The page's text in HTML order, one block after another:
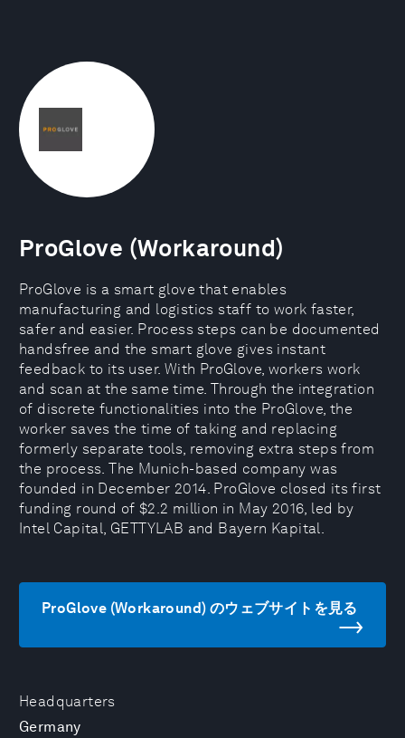
Headquarters
Germany
ProGlove (Workaround)
ProGlove is a smart glove that enables
manufacturing and logistics staff to work faster,
safer and easier. Process steps can be documented
handsfree and the smart glove gives instant
feedback to its user. With ProGlove, workers work
and scan at the same time. Through the integration
of discrete functionalities into the ProGlove, the
worker saves the time of taking and replacing
formerly separate tools, removing extra steps from
the process. The Munich-based company was
founded in December 2014. ProGlove closed its first
funding round of $2.2 million in May 2016, led by
Intel Capital, GETTYLAB and Bayern Kapital.
ProGlove (Workaround) のウェブサイトを見る